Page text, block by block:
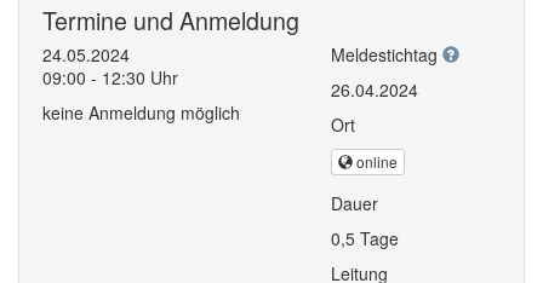
Termine und Anmeldung
24.05.2024
09:00 - 12:30 Uhr
keine Anmeldung möglich
Meldestichtag
26.04.2024
Ort
online
Dauer
0,5 Tage
Leitung